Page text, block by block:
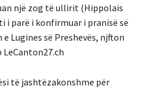
një zog të ullirit (Hippolais
i parë i konfirmuar i pranisë së
Lugines së Preshevës, njfton
të jashtëzakonshme për